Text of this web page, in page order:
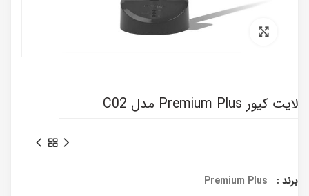
برای بزرگنمایی کلیک کنید
لایت کیور Premium Plus مدل C02
برند :
Premium Plus